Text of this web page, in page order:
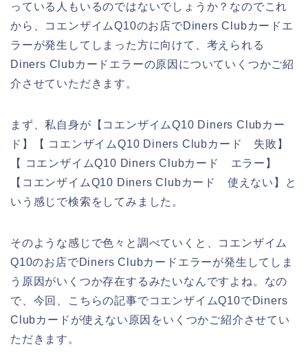
っている人もいるのではないでしょうか？なのでこれ
から、コエンザイムQ10のお店でDiners Clubカードエ
ラーが発生してしまった方に向けて、考えられる
Diners Clubカードエラーの原因についていくつかご紹
介させていただきます。
まず、私自身が【コエンザイムQ10 Diners Clubカー
ド】【 コエンザイムQ10 Diners Clubカード 失敗】
【 コエンザイムQ10 Diners Clubカード エラー】
【コエンザイムQ10 Diners Clubカード 使えない】と
いう感じで検索をしてみました。
そのような感じで色々と調べていくと、コエンザイム
Q10のお店でDiners Clubカードエラーが発生してしま
う原因がいくつか存在するみたいなんですよね。なの
で、今回、こちらの記事でコエンザイムQ10でDiners
Clubカードが使えない原因をいくつかご紹介させてい
ただきます。